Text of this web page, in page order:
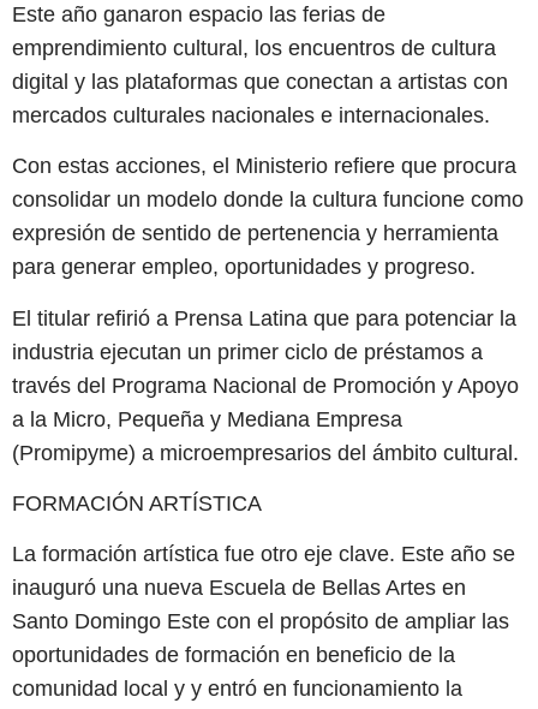
Este año ganaron espacio las ferias de
emprendimiento cultural, los encuentros de cultura
digital y las plataformas que conectan a artistas con
mercados culturales nacionales e internacionales.
Con estas acciones, el Ministerio refiere que procura
consolidar un modelo donde la cultura funcione como
expresión de sentido de pertenencia y herramienta
para generar empleo, oportunidades y progreso.
El titular refirió a Prensa Latina que para potenciar la
industria ejecutan un primer ciclo de préstamos a
través del Programa Nacional de Promoción y Apoyo
a la Micro, Pequeña y Mediana Empresa
(Promipyme) a microempresarios del ámbito cultural.
FORMACIÓN ARTÍSTICA
La formación artística fue otro eje clave. Este año se
inauguró una nueva Escuela de Bellas Artes en
Santo Domingo Este con el propósito de ampliar las
oportunidades de formación en beneficio de la
comunidad local y y entró en funcionamiento la